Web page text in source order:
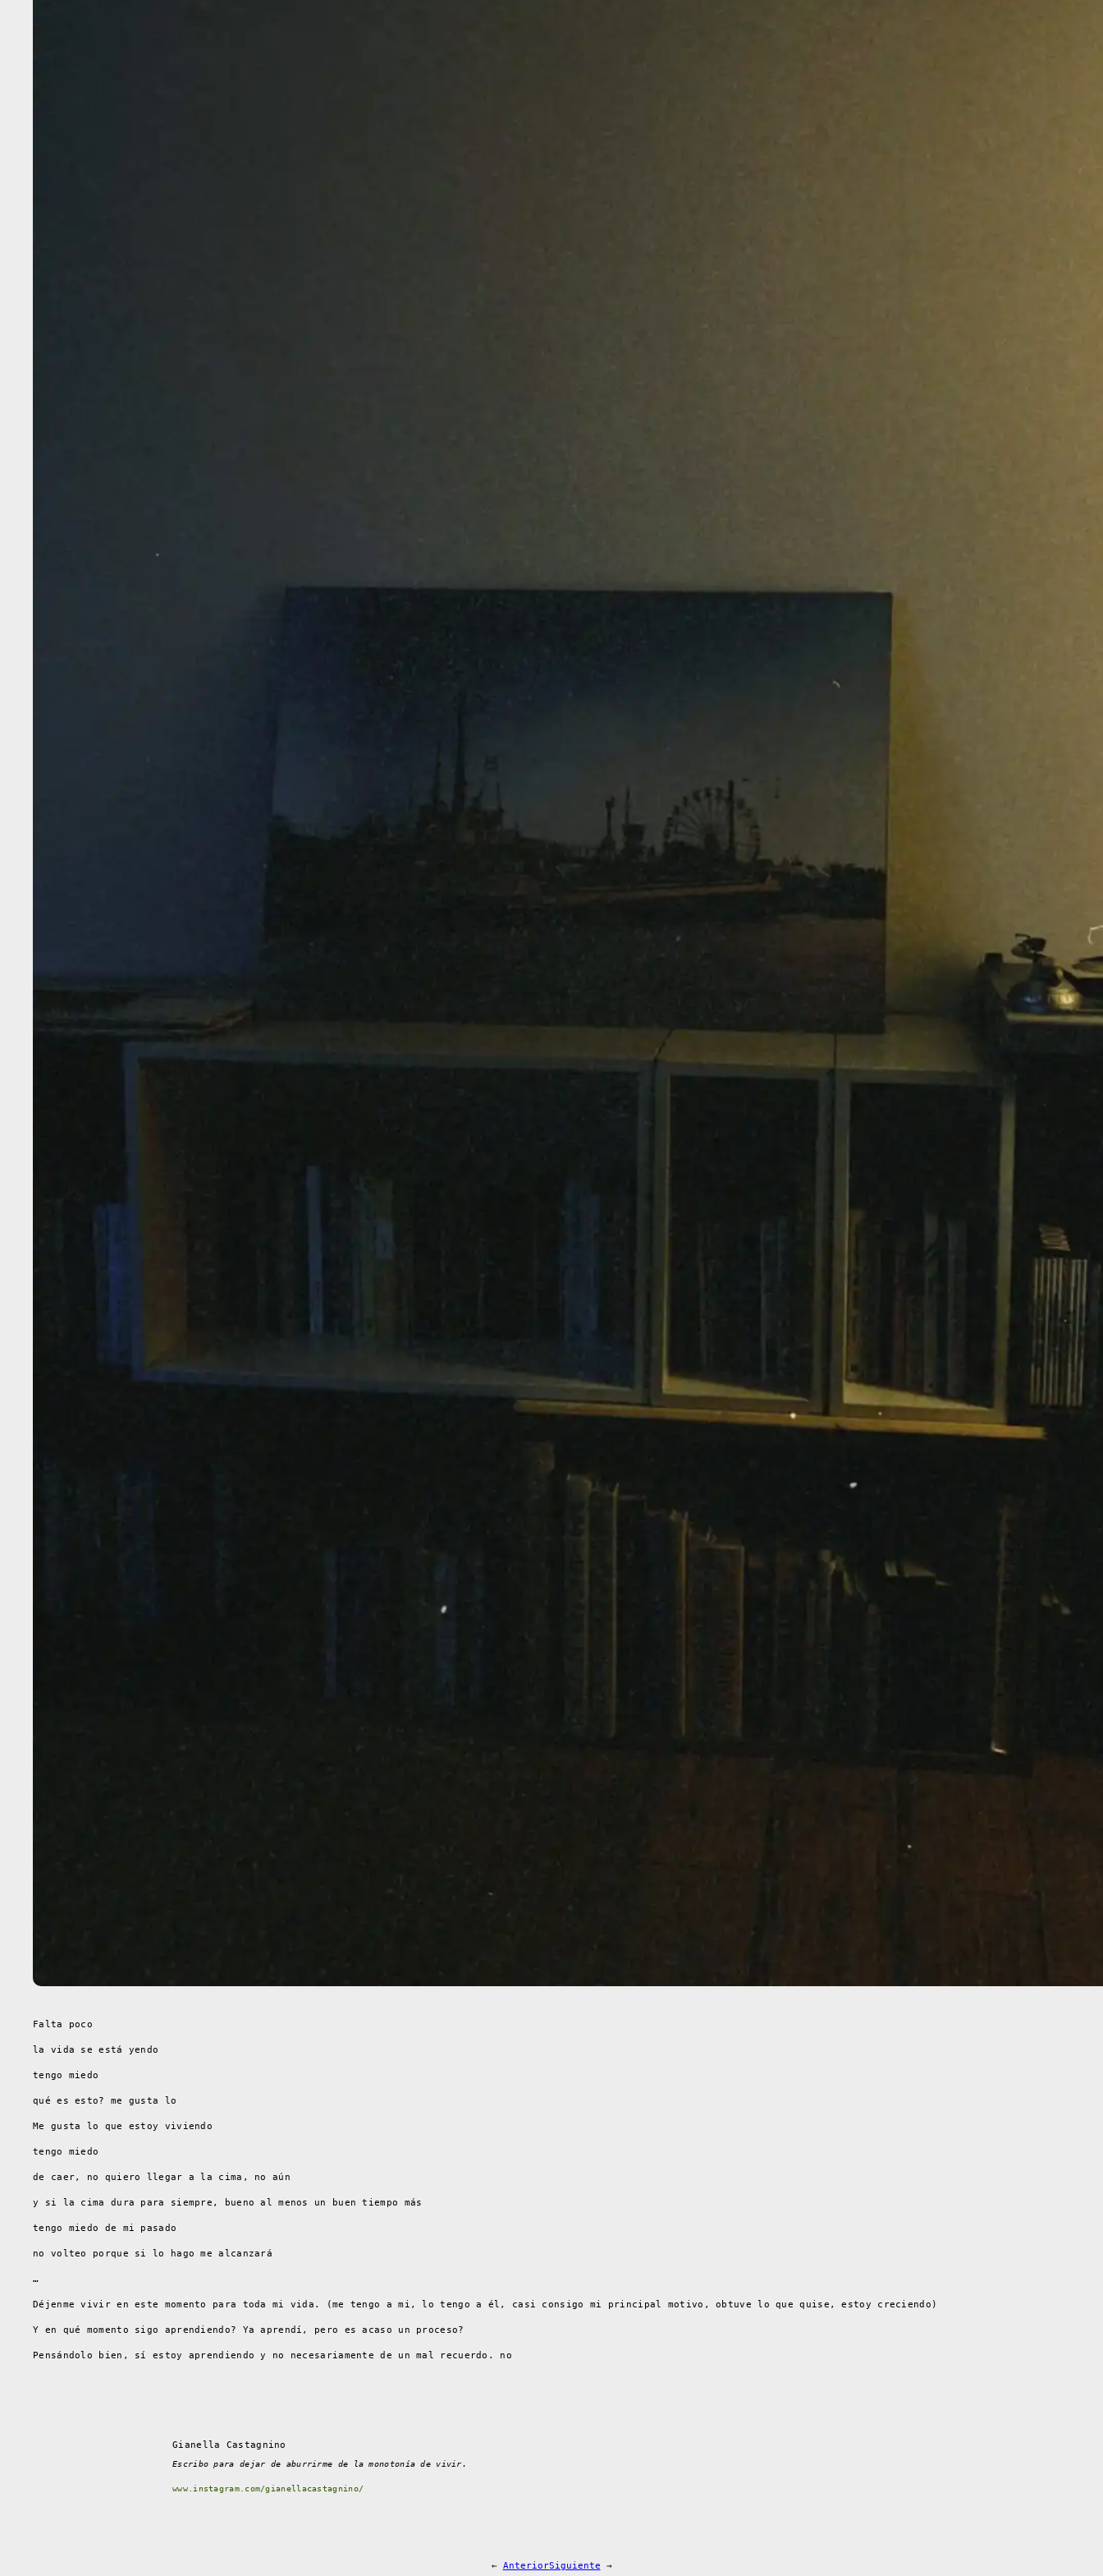
Falta poco
la vida se está yendo
tengo miedo
qué es esto? me gusta lo
Me gusta lo que estoy viviendo
tengo miedo
de caer, no quiero llegar a la cima, no aún
y si la cima dura para siempre, bueno al menos un buen tiempo más
tengo miedo de mi pasado
no volteo porque si lo hago me alcanzará
…
Déjenme vivir en este momento para toda mi vida. (me tengo a mi, lo tengo a él, casi consigo mi principal motivo, obtuve lo que quise, estoy creciendo)
Y en qué momento sigo aprendiendo? Ya aprendí, pero es acaso un proceso?
Pensándolo bien, sí estoy aprendiendo y no necesariamente de un mal recuerdo. no
Gianella Castagnino
Escribo para dejar de aburrirme de la monotonía de vivir.
www.instagram.com/gianellacastagnino/
← AnteriorSiguiente →